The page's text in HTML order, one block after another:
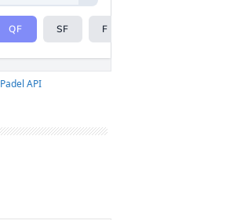
Padel API